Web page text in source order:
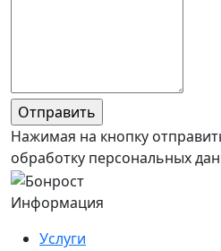
Нажимая на кнопку
обработку персональных
Информация
Услуги